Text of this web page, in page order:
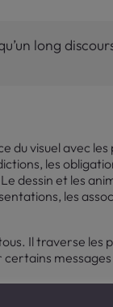
long
du visuel avec
les
dessin et les
les
Il traverse